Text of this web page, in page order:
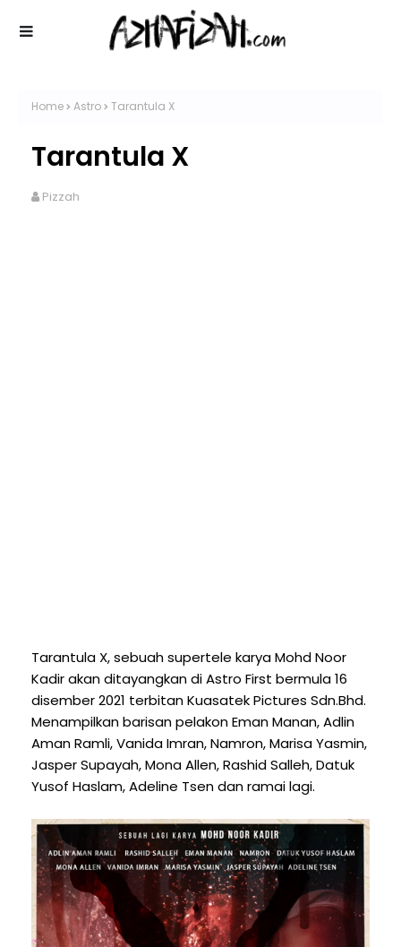
Home Astro Tarantula X
Tarantula X
Pizzah
Tarantula X, sebuah supertele karya Mohd Noor
Kadir akan ditayangkan di Astro First bermula 16
disember 2021 terbitan Kuasatek Pictures Sdn.Bhd.
Menampilkan barisan pelakon Eman Manan, Adlin
Aman Ramli, Vanida Imran, Namron, Marisa Yasmin,
Jasper Supayah, Mona Allen, Rashid Salleh, Datuk
Yusof Haslam, Adeline Tsen dan ramai lagi.